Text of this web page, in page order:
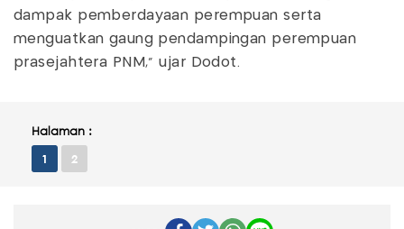
dampak pemberdayaan perempuan serta
menguatkan gaung pendampingan perempuan
prasejahtera PNM," ujar Dodot.
Halaman :
1 2